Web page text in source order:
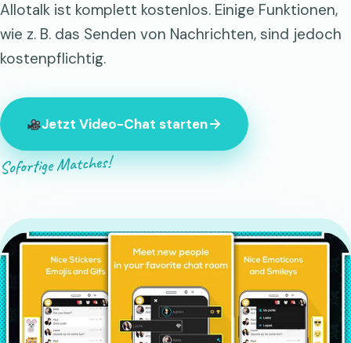
Allotalk ist komplett kostenlos. Einige Funktionen,
wie z. B. das Senden von Nachrichten, sind jedoch
kostenpflichtig.
Jetzt Video-Chat starten
Sofortige Matches!